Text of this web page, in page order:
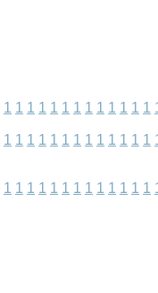
1 1 1 1 1 1 1 1 1 1 1 1 1
1 1 1 1 1 1 1 1 1 1 1 1 1
1 1 1 1 1 1 1 1 1 1 1 1 1